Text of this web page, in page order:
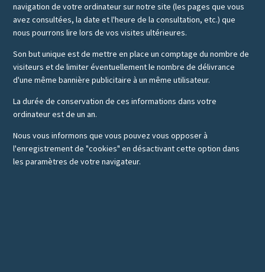
navigation de votre ordinateur sur notre site (les pages que vous
avez consultées, la date et l'heure de la consultation, etc.) que
nous pourrons lire lors de vos visites ultérieures.
Son but unique est de mettre en place un comptage du nombre de
visiteurs et de limiter éventuellement le nombre de délivrance
d'une même bannière publicitaire à un même utilisateur.
La durée de conservation de ces informations dans votre
ordinateur est de un an.
Nous vous informons que vous pouvez vous opposer à
l'enregistrement de "cookies" en désactivant cette option dans
les paramètres de votre navigateur.